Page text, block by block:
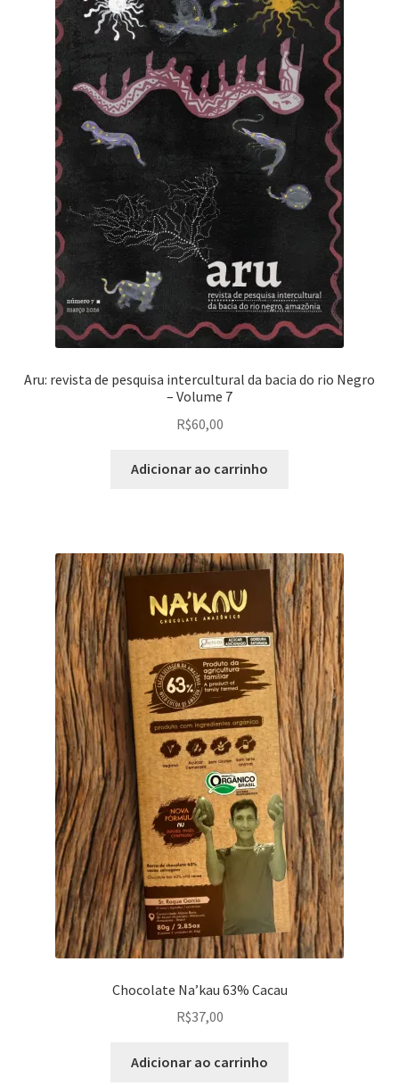
Aru: revista de pesquisa intercultural da bacia do rio Negro
– Volume 7
R$60,00
Adicionar ao carrinho
Chocolate Na’kau 63% Cacau
R$37,00
Adicionar ao carrinho